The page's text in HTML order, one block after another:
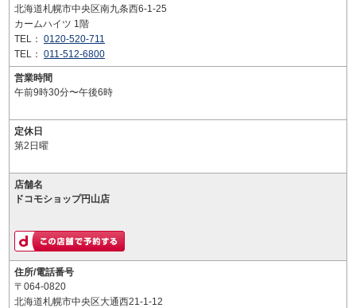
北海道札幌市中央区南九条西6-1-25
カームハイツ 1階
TEL： 0120-520-711
TEL： 011-512-6800
営業時間
午前9時30分〜午後6時
定休日
第2日曜
店舗名
ドコモショップ円山店
住所/電話番号
〒064-0820
北海道札幌市中央区大通西21-1-12